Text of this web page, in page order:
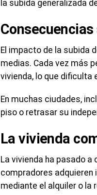
la subida generalizada
El impacto de la subida
medias. Cada vez más
vivienda, lo que dificulta
En muchas ciudades,
piso o retrasar su
La vivienda
La vivienda ha pasado
compradores adquieren
mediante el alquiler o la